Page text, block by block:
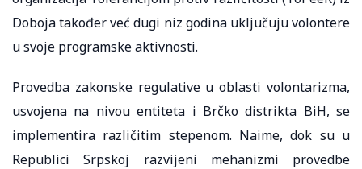
Doboja također već dugi niz godina uključuju volontere
u svoje programske aktivnosti.
Provedba zakonske regulative u oblasti volontarizma,
usvojena na nivou entiteta i Brčko distrikta BiH, se
implementira različitim stepenom. Naime, dok su u
Republici Srpskoj razvijeni mehanizmi provedbe